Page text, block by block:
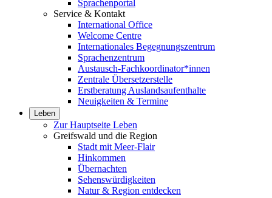
Sprachenportal
Service & Kontakt
International Office
Welcome Centre
Internationales Begegnungszentrum
Sprachenzentrum
Austausch-Fachkoordinator*innen
Zentrale Übersetzerstelle
Erstberatung Auslandsaufenthalte
Neuigkeiten & Termine
Leben
Zur Hauptseite Leben
Greifswald und die Region
Stadt mit Meer-Flair
Hinkommen
Übernachten
Sehenswürdigkeiten
Natur & Region entdecken